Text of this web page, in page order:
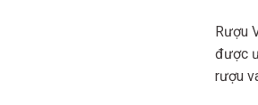
Rượu
được
rượu